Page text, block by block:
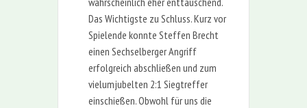
Das Wichtigste zu Schluss. Kurz vor
Spielende konnte Steffen Brecht
einen Sechselberger Angriff
erfolgreich abschließen und zum
vielumjubelten 2:1 Siegtreffer
einschießen. Obwohl für uns die